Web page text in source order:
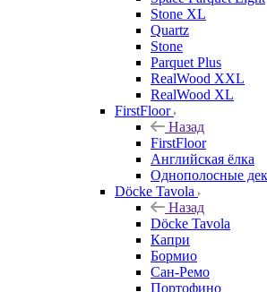
Stone XL
Quartz
Stone
Parquet Plus
RealWood XXL
RealWood XL
FirstFloor
Назад
FirstFloor
Английская ёлка
Однополосные
Döcke Tavola
Назад
Döcke Tavola
Капри
Бормио
Сан-Ремо
Портофино